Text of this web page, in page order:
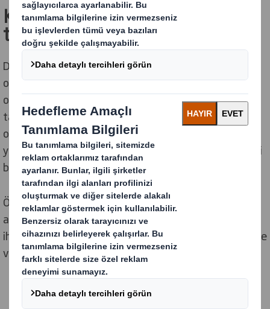
Karmaşık ürünlerinizin
taşınmasını kolaylaştırın
DS Smith olarak, sattığınız ürünlerin birçoğunun ağır
olduğunu ve paketlenmesinin her zaman kolay
olmadığını biliyoruz. Bunun da ötesinde, net ürün
tanımlaması ve ürünün nasıl kullanılacağına dair
okuyucu dostu açıklamalar hayati önem taşır. Özellikle
yapı marketlerde ürün ve uygulama sayısı, rafta netliği
bir zorunluluk haline getiriyor.
Öne çıkan yüksek performanslı perakende satışa hazır
ambalaj ve satın alma noktası ürünleri sunuyoruz. Tüm
ihtiyaçlarınızı karşılayan nakliye, endüstriyel paketleme
ve karton paletler sunabiliriz.